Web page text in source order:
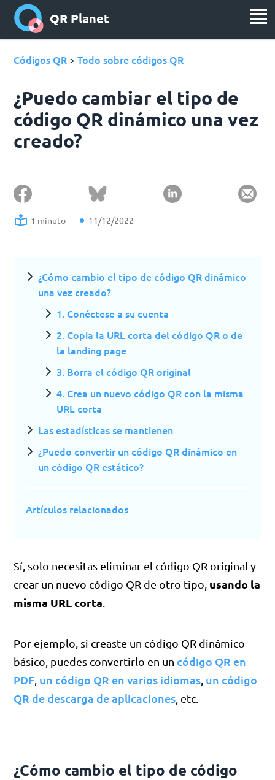
QR Planet
Códigos QR >Todo sobre códigos QR
¿Puedo cambiar el tipo de
código QR dinámico una vez
creado?
1 minuto 11/12/2022
¿Cómo cambio el tipo de código QR dinámico
una vez creado?
1. Conéctese a su cuenta
2. Copia la URL corta del código QR o de
la landing page
3. Borra el código QR original
4. Crea un nuevo código QR con la misma
URL corta
Las estadísticas se mantienen
¿Puedo convertir un código QR dinámico en
un código QR estático?
Artículos relacionados
Sí, solo necesitas eliminar el código QR original y
crear un nuevo código QR de otro tipo, usando la
misma URL corta
Por ejemplo, si creaste un código QR dinámico
básico, puedes convertirlo en un código QR en
PDF un código QR en varios idiomas un código
QR de descarga de aplicaciones , etc.
¿Cómo cambio el tipo de código